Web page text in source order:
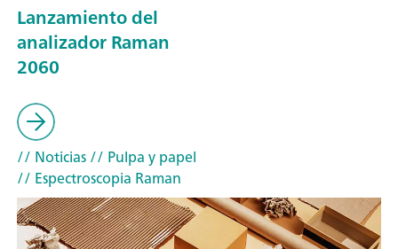
Lanzamiento del
analizador Raman
2060
// Noticias// Pulpa y papel
// Espectroscopia Raman